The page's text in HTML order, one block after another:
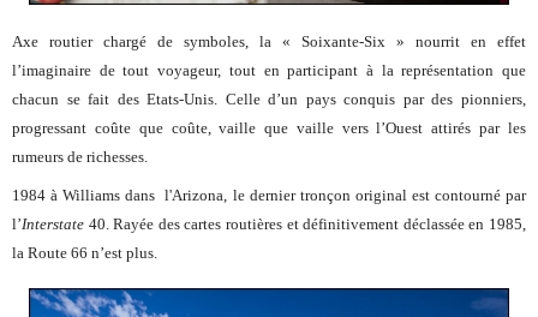
Axe routier chargé de symboles, la « Soixante-Six » nourrit en effet
l’imaginaire de tout voyageur, tout en participant à la représentation que
chacun se fait des Etats-Unis. Celle d’un pays conquis par des pionniers,
progressant coûte que coûte, vaille que vaille vers l’Ouest attirés par les
rumeurs de richesses.
1984 à Williams dans l'Arizona, le dernier tronçon original est contourné par
l’Interstate 40. Rayée des cartes routières et définitivement déclassée en 1985,
la Route 66 n’est plus.